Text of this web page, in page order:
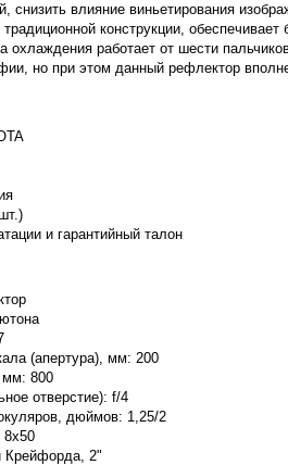
снизить влияние виньетирования
конструкции,
охлаждения работает от шести
но при этом данный рефлектор
и гарантийный талон
(апертура), мм: 200
мм: 800
отверстие): f/4
дюймов: 1,25/2
8x50
Крейфорда, 2"